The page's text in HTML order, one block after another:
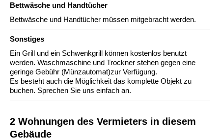
Bettwäsche und Handtücher
Bettwäsche und Handtücher müssen mitgebracht werden.
Sonstiges
Ein Grill und ein Schwenkgrill können kostenlos benutzt
werden. Waschmaschine und Trockner stehen gegen eine
geringe Gebühr (Münzautomat)zur Verfügung.
Es besteht auch die Möglichkeit das komplette Objekt zu
buchen. Sprechen Sie uns einfach an.
2 Wohnungen des Vermieters in diesem
Gebäude